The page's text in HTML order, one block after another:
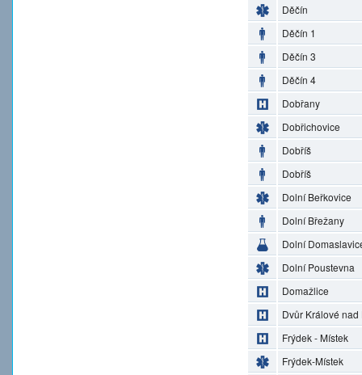
Děčín
Děčín 1
Děčín 3
Děčín 4
Dobřany
Dobřichovice
Dobříš
Dobříš
Dolní Beřkovice
Dolní Břežany
Dolní
Dolní Poustevna
Domažlice
Dvůr Králové nad
Frýdek - Místek
Frýdek-Místek